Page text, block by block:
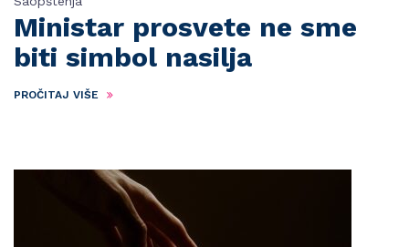
Ministar prosvete ne sme
biti simbol nasilja
PROČITAJ VIŠE